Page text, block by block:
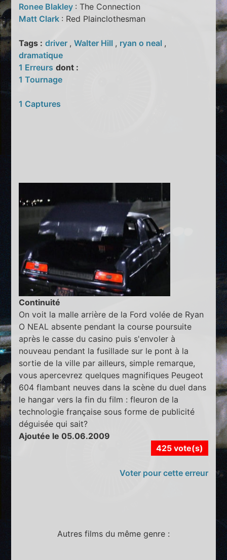
Ronee Blakley : The Connection
Matt Clark : Red Plainclothesman
Tags : driver ,Walter Hill , ryan o neal ,
dramatique
1 Erreurs dont :
1 Tournage
1 Captures
Continuité
On voit la malle arrière de la Ford volée de Ryan
O NEAL absente pendant la course poursuite
après le casse du casino puis s'envoler à
nouveau pendant la fusillade sur le pont à la
sortie de la ville par ailleurs, simple remarque,
vous apercevrez quelques magnifiques Peugeot
604 flambant neuves dans la scène du duel dans
le hangar vers la fin du film : fleuron de la
technologie française sous forme de publicité
déguisée qui sait?
Ajoutée le 05.06.2009
425 vote(s)
Voter pour cette erreur
Autres films du même genre :